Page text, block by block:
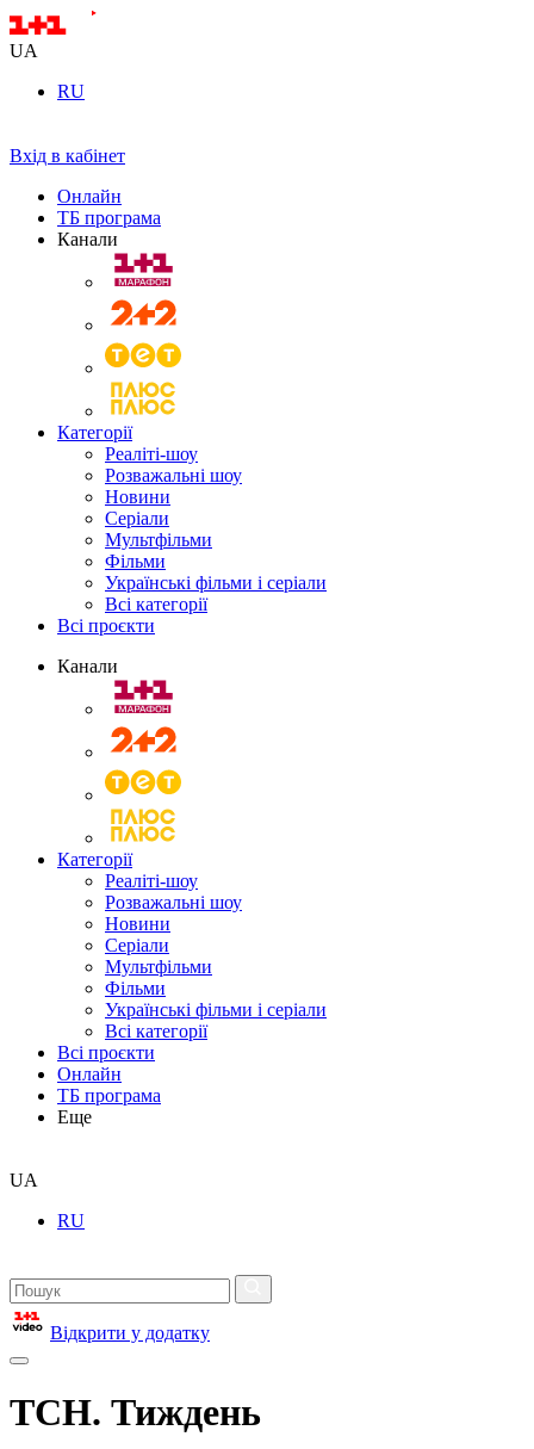
UA
RU
Вхід в кабінет
Онлайн
ТБ програма
Канали
Категорії
Реаліті-шоу
Розважальні шоу
Новини
Серіали
Мультфільми
Фільми
Українські фільми і серіали
Всі категорії
Всі проєкти
Канали
Категорії
Реаліті-шоу
Розважальні шоу
Новини
Серіали
Мультфільми
Фільми
Українські фільми і серіали
Всі категорії
Всі проєкти
Онлайн
ТБ програма
Еще
UA
RU
Відкрити у додатку
ТСН. Тиждень